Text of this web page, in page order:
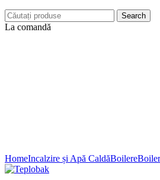
Search
La comandă
HomeIncalzire și Apă CaldăBoilere